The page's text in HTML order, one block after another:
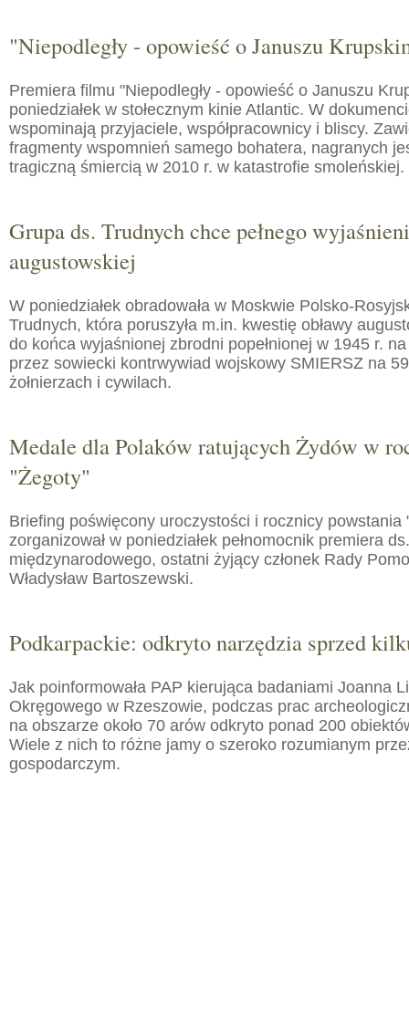
"Niepodległy - opowieść o Januszu
Premiera filmu "Niepodległy - opowieść o Januszu
poniedziałek w stołecznym kinie Atlantic. W
wspominają przyjaciele, współpracownicy i bliscy.
fragmenty wspomnień samego bohatera, nagranych
tragiczną śmiercią w 2010 r. w katastrofie smoleńskiej.
Grupa ds. Trudnych chce pełnego
augustowskiej
W poniedziałek obradowała w Moskwie Polsko-
Trudnych, która poruszyła m.in. kwestię obławy
do końca wyjaśnionej zbrodni popełnionej w 1945 r.
przez sowiecki kontrwywiad wojskowy SMIERSZ na
żołnierzach i cywilach.
Medale dla Polaków ratujących Żydów w
"Żegoty"
Briefing poświęcony uroczystości i rocznicy powstania
zorganizował w poniedziałek pełnomocnik premiera
międzynarodowego, ostatni żyjący członek Rady
Władysław Bartoszewski.
Podkarpackie: odkryto narzędzia sprzed
Jak poinformowała PAP kierująca badaniami Joanna
Okręgowego w Rzeszowie, podczas prac
na obszarze około 70 arów odkryto ponad 200
Wiele z nich to różne jamy o szeroko rozumianym
gospodarczym.